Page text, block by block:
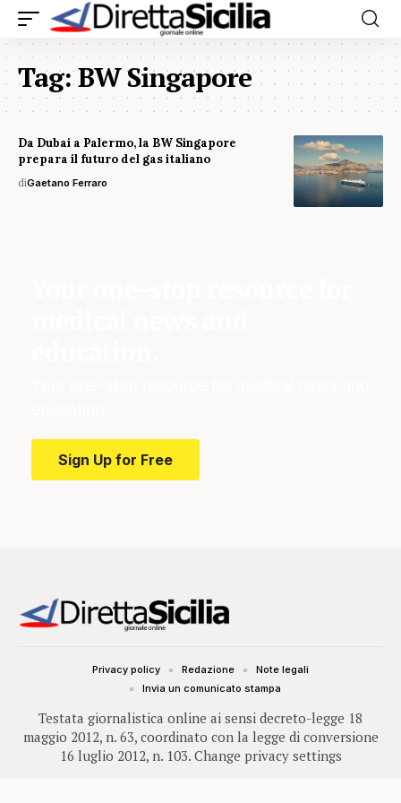
Tag:BW Singapore
Da Dubai a Palermo, la BW Singapore
prepara il futuro del gas italiano
diGaetano Ferraro
Sign Up for Free
Testata giornalistica online ai sensi decreto-legge 18
maggio 2012, n. 63, coordinato con la legge di conversione
16 luglio 2012, n. 103. Change privacy settings
Privacy policy Redazione
Note legali
Invia un comunicato stampa